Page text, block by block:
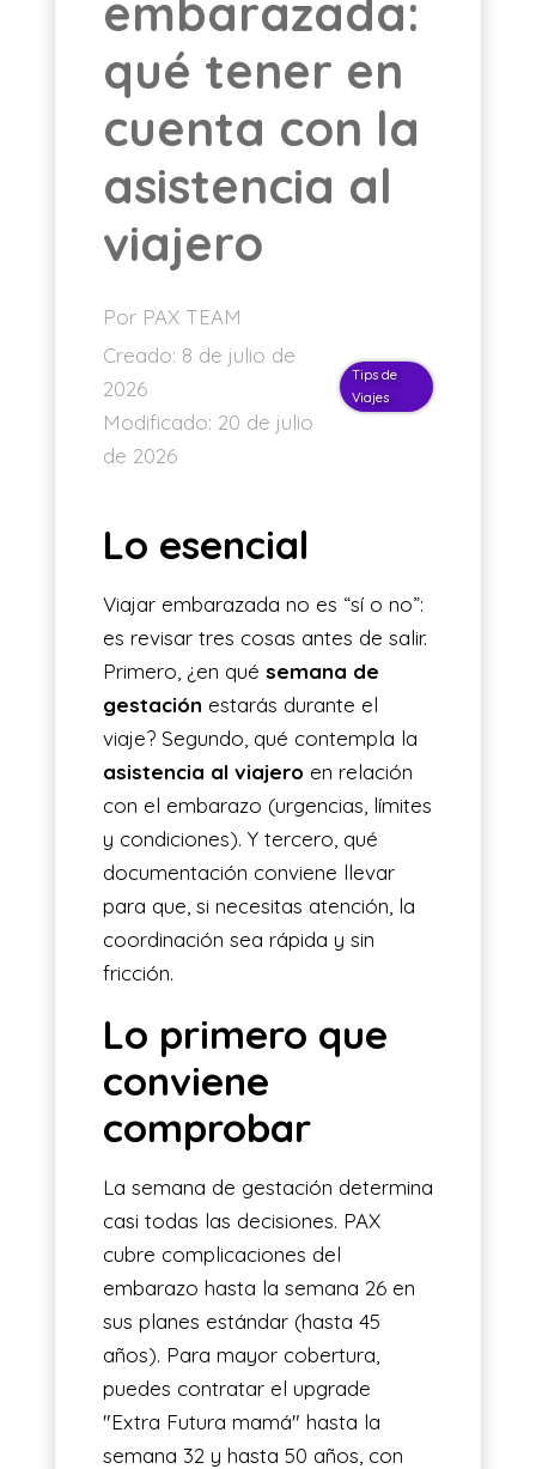
embarazada:
qué tener en
cuenta con la
asistencia al
viajero
Por PAX TEAM
Creado: 8 de julio de
2026
Modificado: 20 de julio
de 2026
Tips de
Viajes
Lo esencial
Viajar embarazada no es “sí o no”:
es revisar tres cosas antes de salir.
Primero, ¿en qué semana de
gestación estarás durante el
viaje? Segundo, qué contempla la
asistencia al viajero en relación
con el embarazo (urgencias, límites
y condiciones). Y tercero, qué
documentación conviene llevar
para que, si necesitas atención, la
coordinación sea rápida y sin
fricción.
Lo primero que
conviene
comprobar
La semana de gestación determina
casi todas las decisiones. PAX
cubre complicaciones del
embarazo hasta la semana 26 en
sus planes estándar (hasta 45
años). Para mayor cobertura,
puedes contratar el upgrade
"Extra Futura mamá" hasta la
semana 32 y hasta 50 años, con